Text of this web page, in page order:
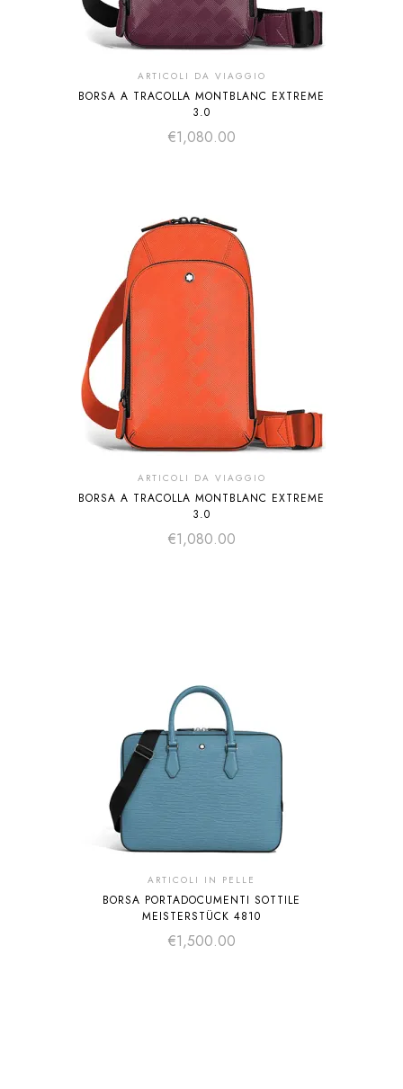
ARTICOLI DA VIAGGIO
BORSA A TRACOLLA MONTBLANC EXTREME
3.0
€1,080.00
ARTICOLI DA VIAGGIO
BORSA A TRACOLLA MONTBLANC EXTREME
3.0
€1,080.00
ARTICOLI IN PELLE
BORSA PORTADOCUMENTI SOTTILE
MEISTERSTÜCK 4810
€1,500.00